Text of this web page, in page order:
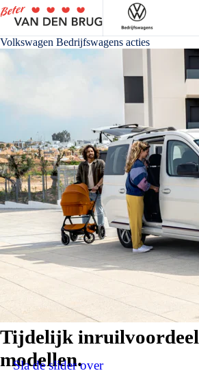
Volkswagen Bedrijfswagens acties
Tijdelijk inruilvoordeel
modellen.
Sla de slider over